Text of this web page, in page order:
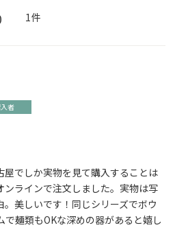
1
者
屋でしか実物を見て購入することは
ンラインで注文しました。実物は写
美しいです！同じシリーズでボウ
で麺類もOKな深めの器があると嬉し